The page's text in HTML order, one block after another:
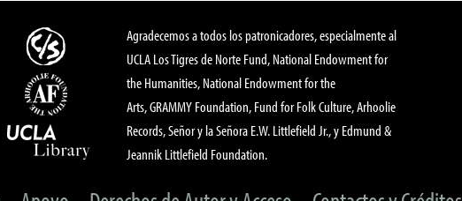
Agradecemos a todos los patronicadores, especialmente al
UCLA Los Tigres de Norte Fund, National Endowment for
the Humanities, National Endowment for the
Arts, GRAMMY Foundation, Fund for Folk Culture, Arhoolie
Records, Señor y la Señora E.W. Littlefield Jr., y Edmund &
Jeannik Littlefield Foundation.